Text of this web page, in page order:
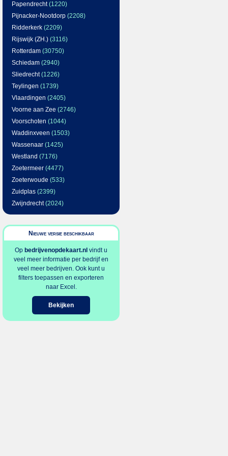
Papendrecht(1220)
Pijnacker-Nootdorp (2208)
Ridderkerk (2209)
Rijswijk (ZH.) (3116)
Rotterdam (30750)
Schiedam (2940)
Sliedrecht(1226)
Teylingen (1739)
Vlaardingen (2405)
Voorne aan Zee (2746)
Voorschoten (1044)
Waddinxveen (1503)
Wassenaar (1425)
Westland (7176)
Zoetermeer (4477)
Zoeterwoude (533)
Zuidplas (2399)
Zwijndrecht(2024)
Nieuwe versie beschikbaar
Op bedrijvenopdekaart.nl vindt u
veel meer informatie per bedrijf en
veel meer bedrijven. Ook kunt u
filters toepassen en exporteren
naar Excel.
Bekijken